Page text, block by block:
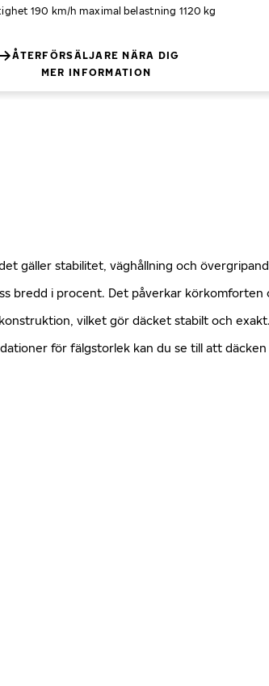
190 km/h maximal belastning 1120 kg
ÅTERFÖRSÄLJARE NÄRA DIG
MER INFORMATION
gäller stabilitet, väghållning och
bredd i procent. Det påverkar
vilket gör däcket stabilt och
för fälgstorlek kan du se till att